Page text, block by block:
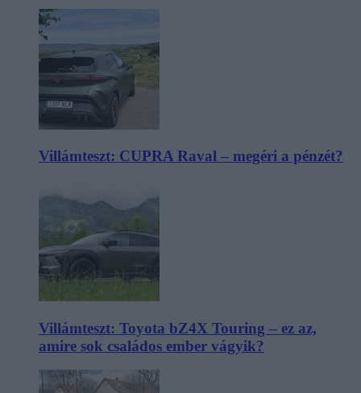
Villámteszt: CUPRA Raval – megéri a pénzét?
Villámteszt: Toyota bZ4X Touring – ez az,
amire sok családos ember vágyik?